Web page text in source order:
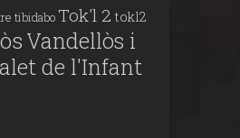
tibidaboTok'l 2 tokl2
Vandellòs i
de l'Infant